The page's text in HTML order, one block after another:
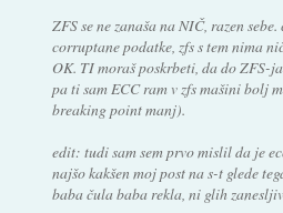
ZFS se ne zanaša na NIČ, razen sebe.
corruptane podatke, zfs s tem nima
OK. TI moraš poskrbeti, da do ZFS-
pa ti sam ECC ram v zfs mašini bolj
breaking point manj).
edit: tudi sam sem prvo mislil da je
najšo kakšen moj post na s-t glede
baba čula baba rekla, ni glih